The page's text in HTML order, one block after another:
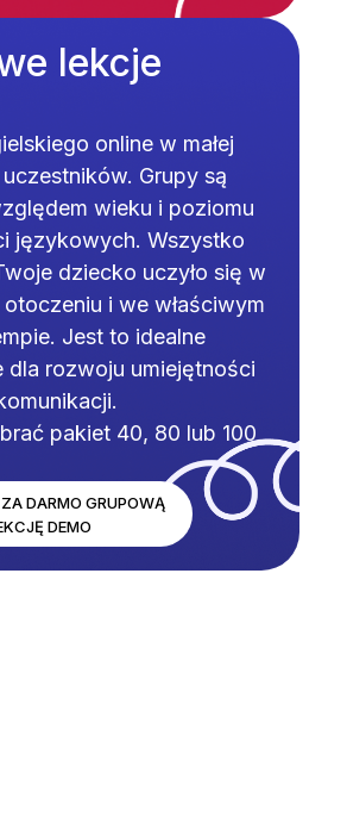
lekcje
online w małej
Grupy są
wieku i poziomu
językowych. Wszystko
dziecko uczyło się w
i we właściwym
Jest to idealne
dla rozwoju umiejętności
pakiet 40, 80 lub 100
DARMO GRUPOWĄ
DEMO